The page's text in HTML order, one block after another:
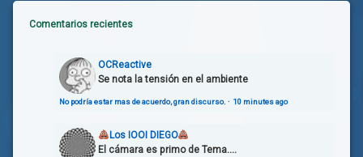
Comentarios recientes
OCReactive
Se nota la tensión en el ambiente
No podría estar mas de acuerdo, gran discurso. · 10 minutes ago
Los IOOI DIEGO
El cámara es primo de Tema....